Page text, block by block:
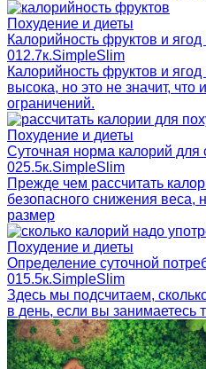
Похудение и диеты
Калорийность фруктов и ягод
012.7к.SimpleSlim
Калорийность фруктов и
высока, но это не значит, что
ограничений.
Похудение и диеты
Суточная норма калорий для
025.5к.SimpleSlim
Прежде чем рассчитать
безопасного снижения веса,
размер
Похудение и диеты
Определение суточной
015.5к.SimpleSlim
Здесь мы подсчитаем,
в день, если вы занимаетесь